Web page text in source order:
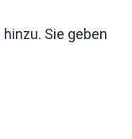
Sie geben